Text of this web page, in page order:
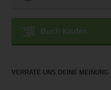
Buch kaufen
VERRATE UNS DEINE MEINUNG